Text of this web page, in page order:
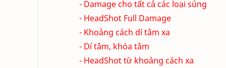
- Damage cho tất cả các loại súng
- HeadShot Full Damage
- Khoảng cách dí tâm xa
- Dí tâm, khóa tâm
- HeadShot từ khoảng cách xa